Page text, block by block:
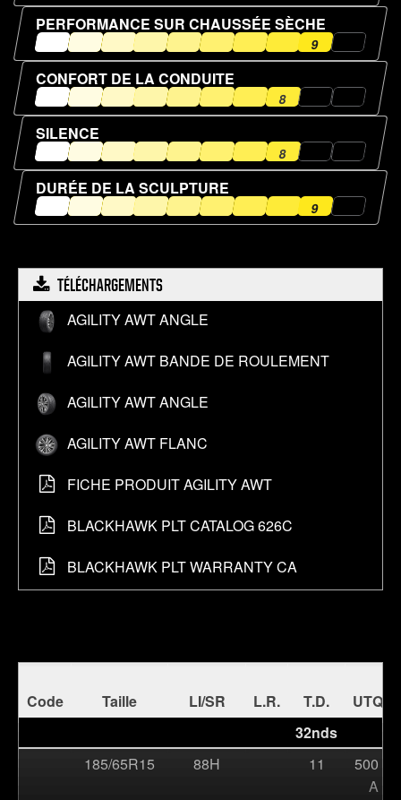
PERFORMANCE SUR CHAUSSÉE SÈCHE
9
CONFORT DE LA CONDUITE
8
SILENCE
8
DURÉE DE LA SCULPTURE
9
TÉLÉCHARGEMENTS
AGILITY AWT ANGLE
À propos AGILITY AWT Angle
AGILITY AWT BANDE DE ROULEMENT
À propos AGILITY AWT Bande de roulement
AGILITY AWT ANGLE
À propos AGILITY AWT Angle
AGILITY AWT FLANC
À propos AGILITY AWT Flanc
FICHE PRODUIT AGILITY AWT
À propos Fiche Produit AGILITY AWT
BLACKHAWK PLT CATALOG 626C
À propos blackhawk plt catalog 626c
BLACKHAWK PLT WARRANTY CA
À propos blackhawk plt warranty ca
Code Taille LI/SR L.R. T.D.
UTQG
32nds
185/65R15
88H 11
500 A
A